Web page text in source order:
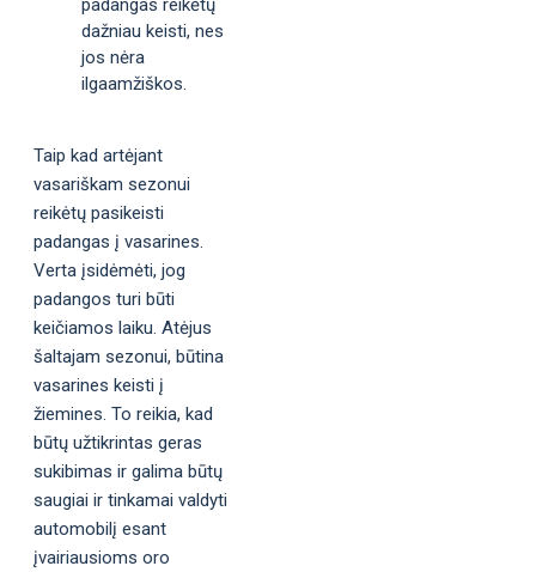
dažniau keisti, nes
jos nėra
ilgaamžiškos.
Taip kad artėjant
vasariškam sezonui
reikėtų pasikeisti
padangas į vasarines.
Verta įsidėmėti, jog
padangos turi būti
keičiamos laiku. Atėjus
šaltajam sezonui, būtina
vasarines keisti į
žiemines. To reikia, kad
būtų užtikrintas geras
sukibimas ir galima būtų
saugiai ir tinkamai valdyti
automobilį esant
įvairiausioms oro